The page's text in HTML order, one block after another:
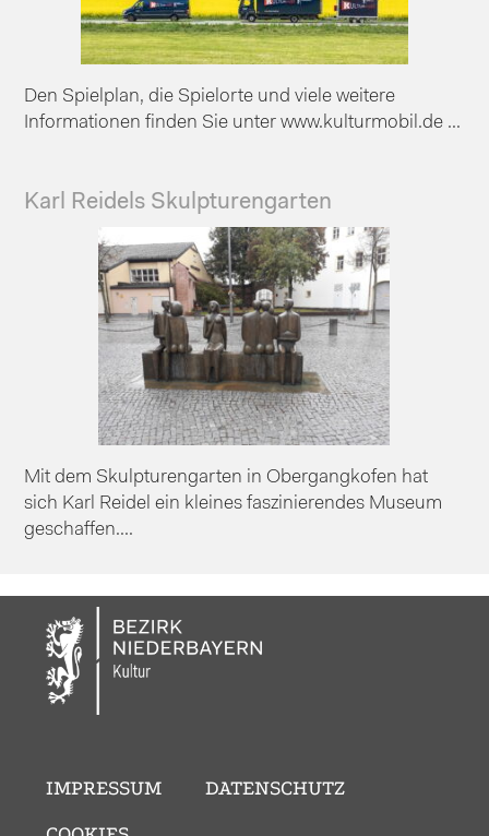
Den Spielplan, die Spielorte und viele weitere
Informationen finden Sie unter www.kulturmobil.de ...
Karl Reidels Skulpturengarten
Mit dem Skulpturengarten in Obergangkofen hat
sich Karl Reidel ein kleines faszinierendes Museum
geschaffen....
IMPRESSUM
DATENSCHUTZ